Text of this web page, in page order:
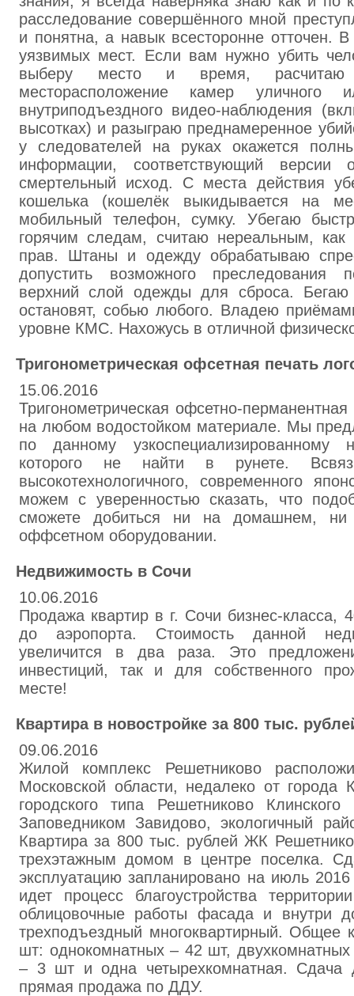
расследование совершённого мной
и понятна, а навык всесторонне отточен.
уязвимых мест. Если вам нужно убить
выберу место и время,
месторасположение камер уличного
внутриподъездного видео-наблюдения
высотках) и разыграю преднамеренное
у следователей на руках окажется
информации, соответствующий версии
смертельный исход. С места действия
кошелька (кошелёк выкидывается на
мобильный телефон, сумку. Убегаю
горячим следам, считаю нереальным, как
прав. Штаны и одежду обрабатываю
допустить возможного преследования
верхний слой одежды для сброса. Бегаю
остановят, собью любого. Владею
уровне КМС. Нахожусь в отличной
Тригонометрическая офсетная печать
15.06.2016
Тригонометрическая офсетно-
на любом водостойком материале. Мы
по данному узкоспециализированному
которого не найти в рунете.
высокотехнологичного, современного
можем с уверенностью сказать, что
сможете добиться ни на домашнем, ни
оффсетном оборудовании.
Недвижимость в Сочи
10.06.2016
Продажа квартир в г. Сочи бизнес-
до аэропорта. Стоимость данной
увеличится в два раза. Это
инвестиций, так и для собственного
месте!
Квартира в новостройке за 800 тыс.
09.06.2016
Жилой комплекс Решетниково
Московской области, недалеко от города
городского типа Решетниково
Заповедником Завидово, экологичный
Квартира за 800 тыс. рублей ЖК
трехэтажным домом в центре поселка.
эксплуатацию запланировано на июль
идет процесс благоустройства
облицовочные работы фасада и внутри
трехподъездный многоквартирный. Общее
шт: однокомнатных – 42 шт,
– 3 шт и одна четырехкомнатная. Сдача
прямая продажа по ДДУ.